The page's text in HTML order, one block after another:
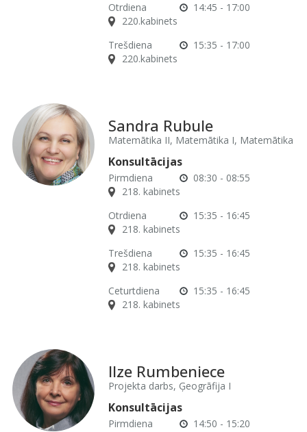
Otrdiena
14:45 - 17:00
220.kabinets
Trešdiena
15:35 - 17:00
220.kabinets
Sandra Rubule
Matemātika II, Matemātika I, Matemātika
Konsultācijas
Pirmdiena
08:30 - 08:55
218. kabinets
Otrdiena
15:35 - 16:45
218. kabinets
Trešdiena
15:35 - 16:45
218. kabinets
Ceturtdiena
15:35 - 16:45
218. kabinets
Ilze Rumbeniece
Projekta darbs, Ģeogrāfija I
Konsultācijas
Pirmdiena
14:50 - 15:20